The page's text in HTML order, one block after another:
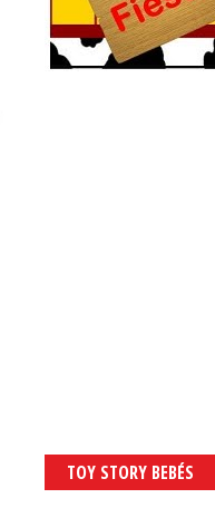
TOY STORY BEBÉS